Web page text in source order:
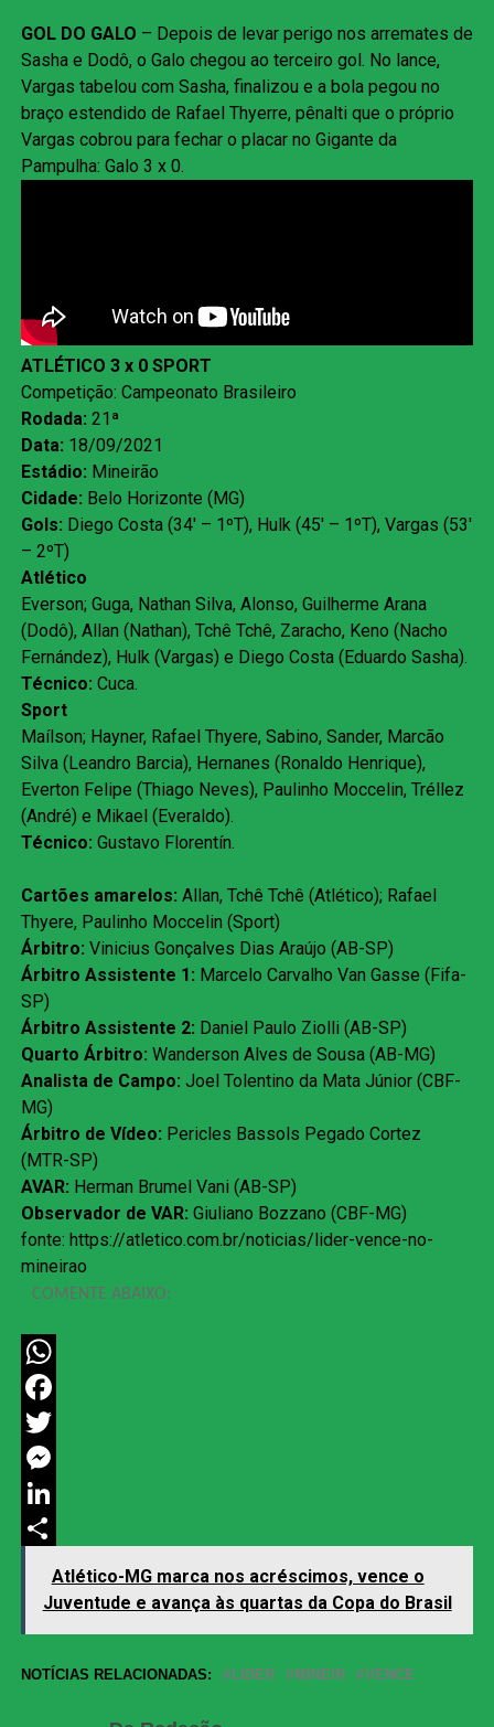
GOL DO GALO – Depois de levar perigo nos arremates de
Sasha e Dodô, o Galo chegou ao terceiro gol. No lance,
Vargas tabelou com Sasha, finalizou e a bola pegou no
braço estendido de Rafael Thyerre, pênalti que o próprio
Vargas cobrou para fechar o placar no Gigante da
Pampulha: Galo 3 x 0.
ATLÉTICO 3 x 0 SPORT
Competição: Campeonato Brasileiro
Rodada: 21ª
Data: 18/09/2021
Estádio: Mineirão
Cidade: Belo Horizonte (MG)
Gols: Diego Costa (34′ – 1ºT), Hulk (45′ – 1ºT), Vargas (53′
– 2ºT)
Atlético
Everson; Guga, Nathan Silva, Alonso, Guilherme Arana
(Dodô), Allan (Nathan), Tchê Tchê, Zaracho, Keno (Nacho
Fernández), Hulk (Vargas) e Diego Costa (Eduardo Sasha).
Técnico: Cuca.
Sport
Maílson; Hayner, Rafael Thyere, Sabino, Sander, Marcão
Silva (Leandro Barcia), Hernanes (Ronaldo Henrique),
Everton Felipe (Thiago Neves), Paulinho Moccelin, Tréllez
(André) e Mikael (Everaldo).
Técnico: Gustavo Florentín.
Cartões amarelos: Allan, Tchê Tchê (Atlético); Rafael
Thyere, Paulinho Moccelin (Sport)
Árbitro: Vinicius Gonçalves Dias Araújo (AB-SP)
Árbitro Assistente 1: Marcelo Carvalho Van Gasse (Fifa-
SP)
Árbitro Assistente 2: Daniel Paulo Ziolli (AB-SP)
Quarto Árbitro: Wanderson Alves de Sousa (AB-MG)
Analista de Campo: Joel Tolentino da Mata Júnior (CBF-
MG)
Árbitro de Vídeo: Pericles Bassols Pegado Cortez
(MTR-SP)
AVAR: Herman Brumel Vani (AB-SP)
Observador de VAR: Giuliano Bozzano (CBF-MG)
fonte: https://atletico.com.br/noticias/lider-vence-no-
mineirao
COMENTE ABAIXO:
WhatsApp
Facebook
Twitter
Messenger
LinkedIn
Atlético-MG marca nos acréscimos, vence o
Juventude e avança às quartas da Copa do Brasil
NOTÍCIAS RELACIONADAS: LIDER MINEIR VENCE